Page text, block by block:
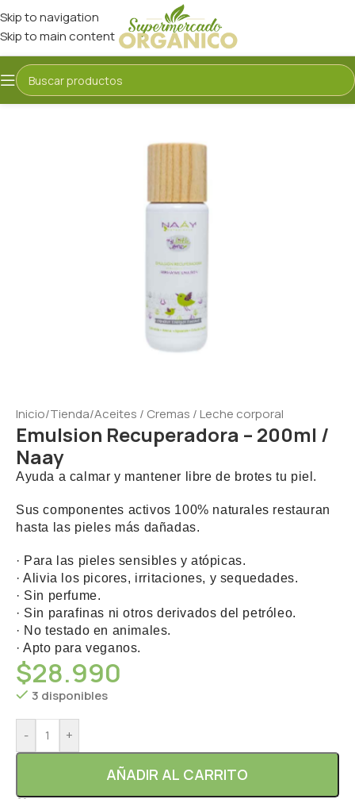
Skip to navigation
Skip to main content
Inicio/Tienda/Aceites / Cremas / Leche corporal
Emulsion Recuperadora – 200ml /
Naay
Ayuda a calmar y mantener libre de brotes tu piel.
Sus componentes activos 100% naturales restauran
hasta las pieles más dañadas.
· Para las pieles sensibles y atópicas.
· Alivia los picores, irritaciones, y sequedades.
· Sin perfume.
· Sin parafinas ni otros derivados del petróleo.
· No testado en animales.
· Apto para veganos.
$28.990
3 disponibles
- +
AÑADIR AL CARRITO